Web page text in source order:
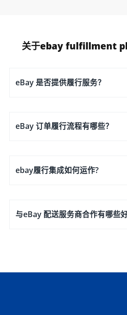
关于ebay fulfillment
eBay 是否提供履行服务？
eBay 订单履行流程有哪些？
ebay履行集成如何运作?
与eBay 配送服务商合作有哪些